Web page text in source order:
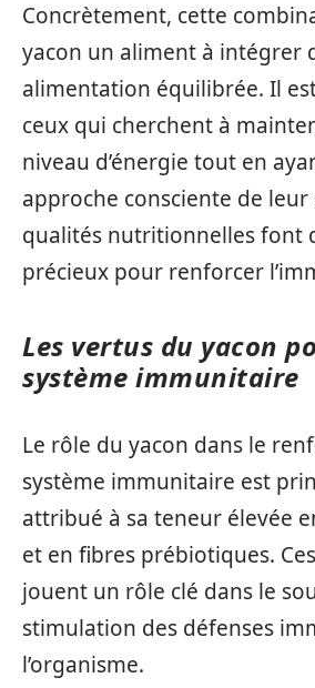
Concrètement, cette
yacon un aliment à intégrer
alimentation équilibrée. Il
ceux qui cherchent à
niveau d’énergie tout en
approche consciente de leur
qualités nutritionnelles font
précieux pour renforcer
Les vertus du yacon
système immunitaire
Le rôle du yacon dans le
système immunitaire est
attribué à sa teneur élevée
et en fibres prébiotiques.
jouent un rôle clé dans le
stimulation des défenses
l’organisme.